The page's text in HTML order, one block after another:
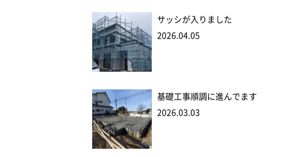
サッシが入りました
2026.04.05
基礎工事順調に進んでます
2026.03.03